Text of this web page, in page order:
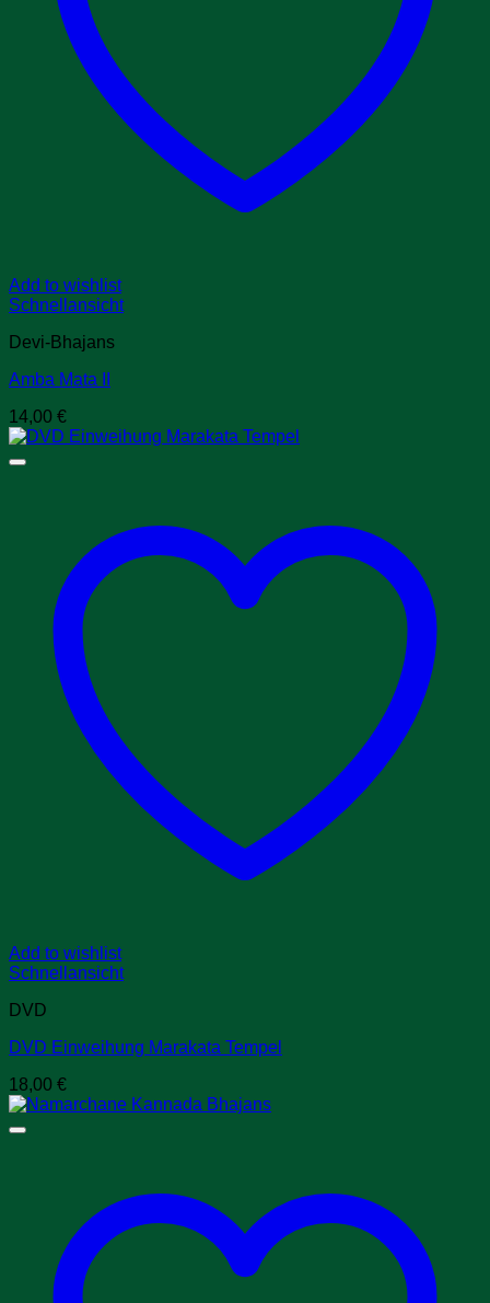
Add to wishlist
Schnellansicht
Devi-Bhajans
Amba Mata II
14,00 €
Add to wishlist
Schnellansicht
DVD
DVD Einweihung Marakata Tempel
18,00 €